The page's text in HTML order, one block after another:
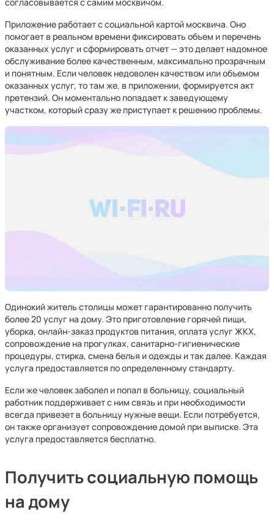
Приложение работает с социальной картой москвича. Оно
помогает в реальном времени фиксировать объем и перечень
оказанных услуг и сформировать отчет — это делает надомное
обслуживание более качественным, максимально прозрачным
и понятным. Если человек недоволен качеством или объемом
оказанных услуг, то там же, в приложении, формируется акт
претензий. Он моментально попадает к заведующему
участком, который сразу же приступает к решению проблемы.
Одинокий житель столицы может гарантированно получить
более 20 услуг на дому. Это приготовление горячей пищи,
уборка, онлайн-заказ продуктов питания, оплата услуг ЖКХ,
сопровождение на прогулках, санитарно-гигиенические
процедуры, стирка, смена белья и одежды и так далее. Каждая
услуга предоставляется по определенному стандарту.
Если же человек заболел и попал в больницу, социальный
работник поддерживает с ним связь и при необходимости
всегда привезет в больницу нужные вещи. Если потребуется,
он также организует сопровождение домой при выписке. Эта
услуга предоставляется бесплатно.
Получить социальную помощь
на дому